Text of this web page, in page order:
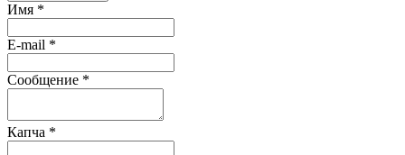
Имя *
E-mail *
Сообщение *
Капча *